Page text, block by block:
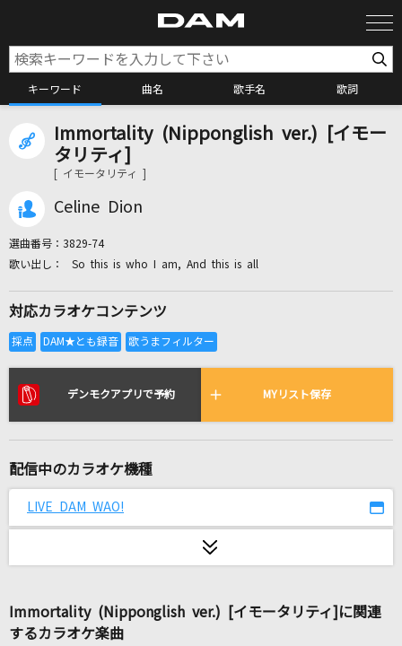
キーワード 曲名 歌手名 歌詞
カラオケ検索
カラオケリクエスト
リアルタイムで歌われている曲の一覧
ライラック
マツケンサンバⅡ
松平健(KEN MATSUDAIRA)
斉藤和義
[生音]Walking with you
Novelbright
Immortality (Nipponglish ver.) [イモー
タリティ]
[ イモータリティ ]
Celine Dion
選曲番号： 3829-74
So this is who I am, And this is all
対応カラオケコンテンツ
デンモクアプリで予約 MYリスト保存
配信中のカラオケ機種
LIVE DAM WAO!
Immortality (Nipponglish ver.) [イモータリティ]に関連
するカラオケ楽曲